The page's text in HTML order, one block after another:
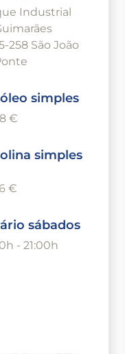
Industrial
258 São João
simples
€
simples
€
sábados
- 21:00h